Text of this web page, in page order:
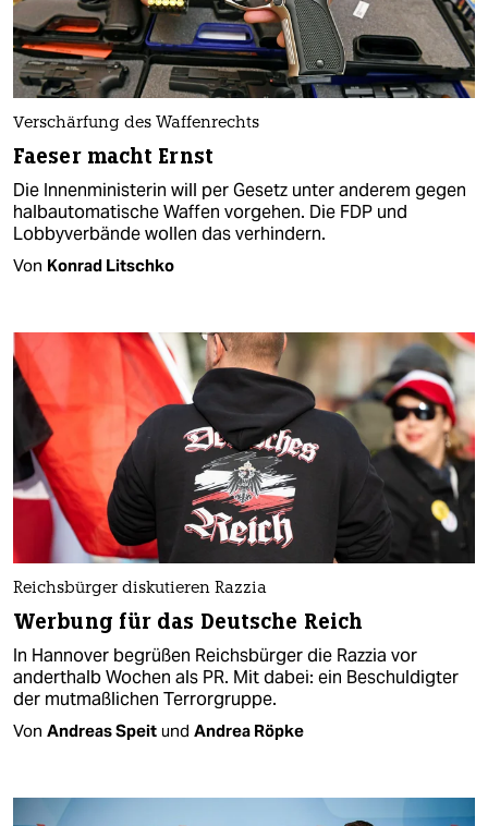
Verschärfung des Waffenrechts
Faeser macht Ernst
Die Innenministerin will per Gesetz unter anderem gegen
halbautomatische Waffen vorgehen. Die FDP und
Lobbyverbände wollen das verhindern.
Von Konrad Litschko
Reichsbürger diskutieren Razzia
Werbung für das Deutsche Reich
In Hannover begrüßen Reichsbürger die Razzia vor
anderthalb Wochen als PR. Mit dabei: ein Beschuldigter
der mutmaßlichen Terrorgruppe.
Von Andreas Speit und Andrea Röpke